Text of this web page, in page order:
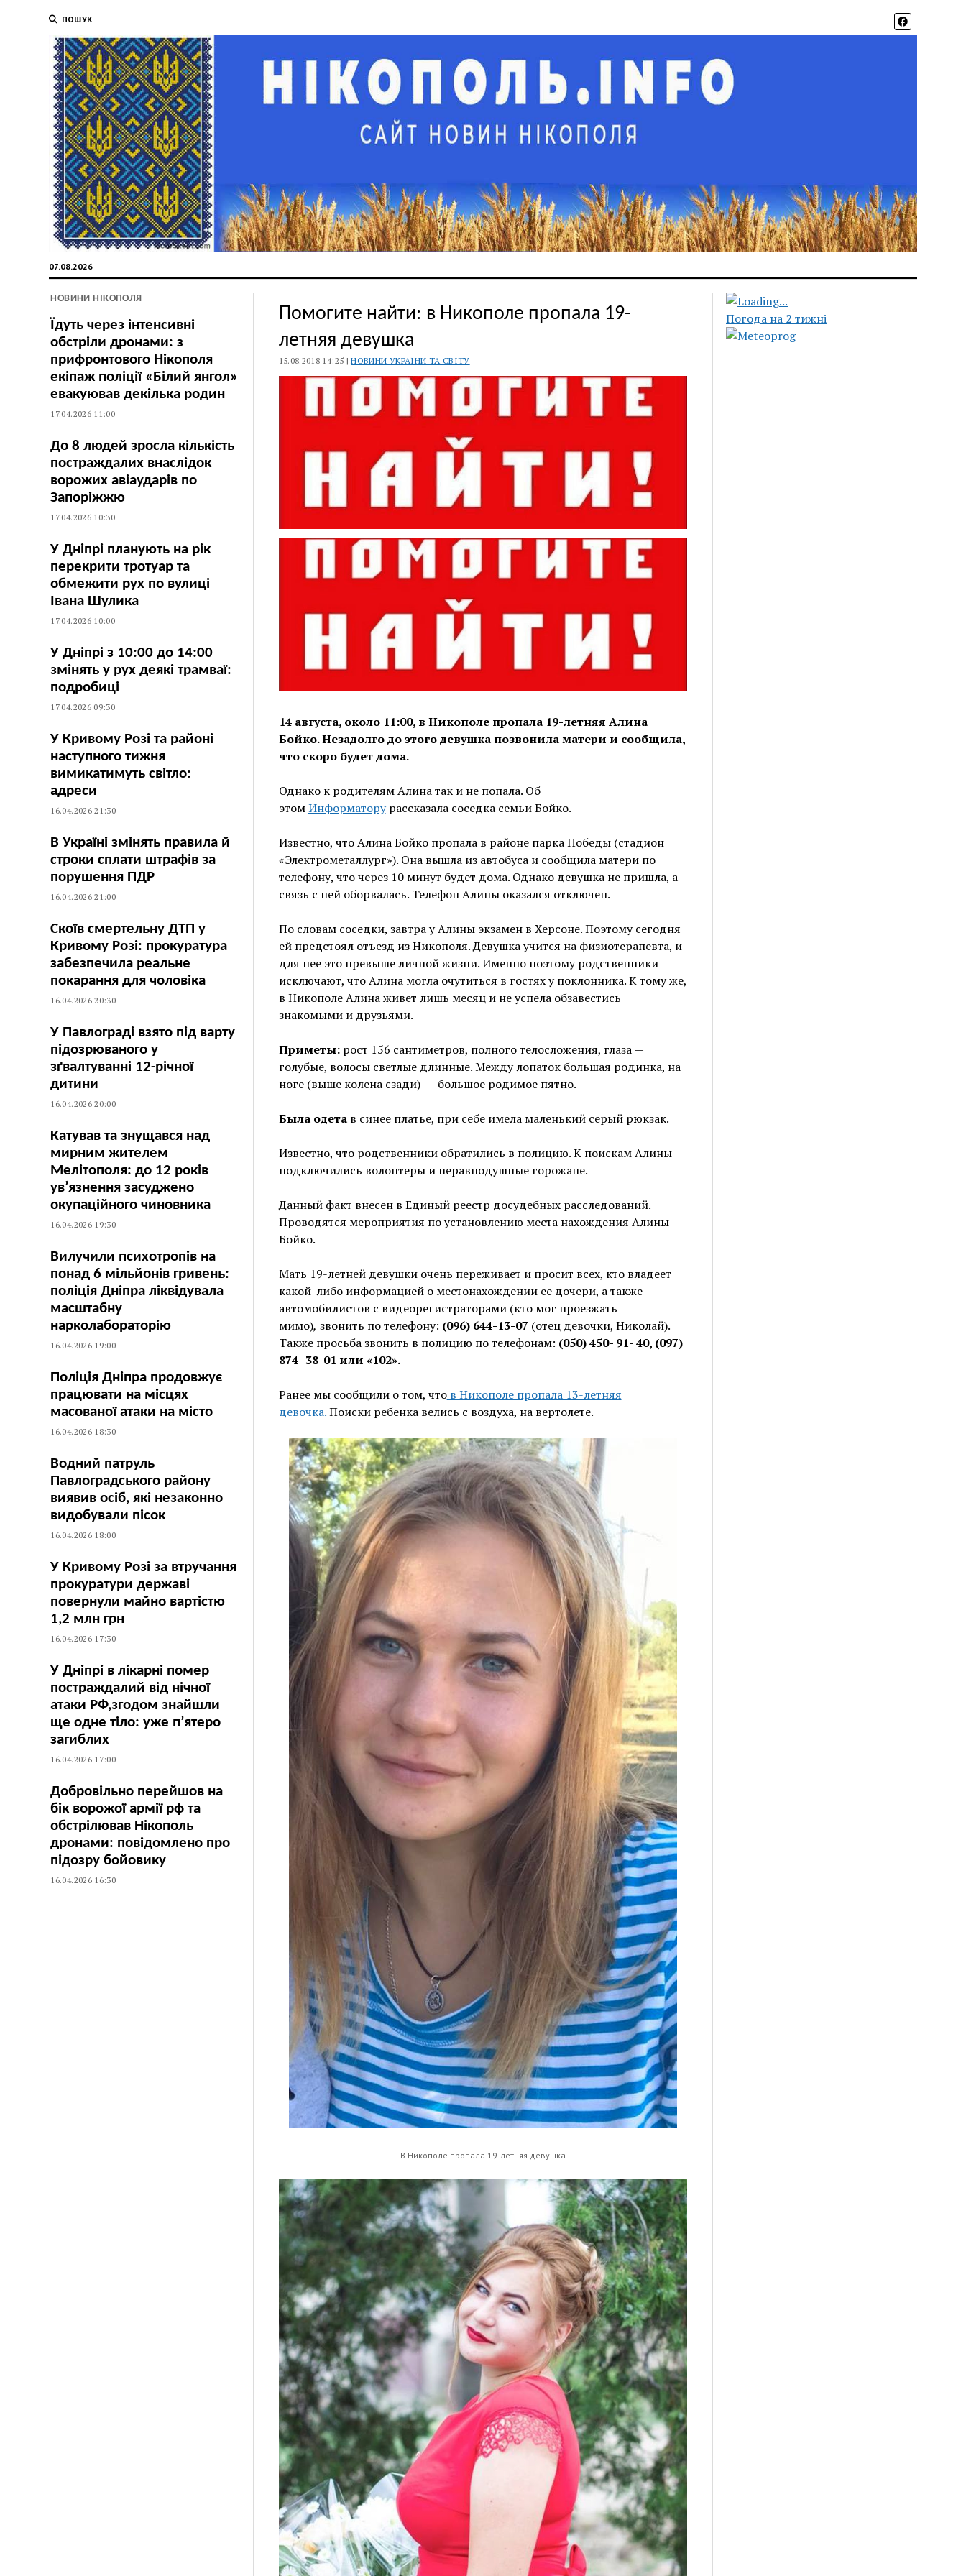
ПОШУК
07.08.2026
НОВИНИ НІКОПОЛЯ
Їдуть через інтенсивні
обстріли дронами: з
прифронтового Нікополя
екіпаж поліції «Білий янгол»
евакуював декілька родин
17.04.2026 11:00
До 8 людей зросла кількість
постраждалих внаслідок
ворожих авіаударів по
Запоріжжю
17.04.2026 10:30
У Дніпрі планують на рік
перекрити тротуар та
обмежити рух по вулиці
Івана Шулика
17.04.2026 10:00
У Дніпрі з 10:00 до 14:00
змінять у рух деякі трамваї:
подробиці
17.04.2026 09:30
У Кривому Розі та районі
наступного тижня
вимикатимуть світло:
адреси
16.04.2026 21:30
В Україні змінять правила й
строки сплати штрафів за
порушення ПДР
16.04.2026 21:00
Скоїв смертельну ДТП у
Кривому Розі: прокуратура
забезпечила реальне
покарання для чоловіка
16.04.2026 20:30
У Павлограді взято під варту
підозрюваного у
зґвалтуванні 12-річної
дитини
16.04.2026 20:00
Катував та знущався над
мирним жителем
Мелітополя: до 12 років
ув’язнення засуджено
окупаційного чиновника
16.04.2026 19:30
Вилучили психотропів на
понад 6 мільйонів гривень:
поліція Дніпра ліквідувала
масштабну
нарколабораторію
16.04.2026 19:00
Поліція Дніпра продовжує
працювати на місцях
масованої атаки на місто
16.04.2026 18:30
Водний патруль
Павлоградського району
виявив осіб, які незаконно
видобували пісок
16.04.2026 18:00
У Кривому Розі за втручання
прокуратури державі
повернули майно вартістю
1,2 млн грн
16.04.2026 17:30
У Дніпрі в лікарні помер
постраждалий від нічної
атаки РФ,згодом знайшли
ще одне тіло: уже п’ятеро
загиблих
16.04.2026 17:00
Добровільно перейшов на
бік ворожої армії рф та
обстрілював Нікополь
дронами: повідомлено про
підозру бойовику
16.04.2026 16:30
Помогите найти: в Никополе пропала 19-
летняя девушка
15.08.2018 14:25 |НОВИНИ УКРАЇНИ ТА СВІТУ
14 августа, около 11:00, в Никополе пропала 19-летняя Алина
Бойко. Незадолго до этого девушка позвонила матери и сообщила,
что скоро будет дома.
Однако к родителям Алина так и не попала. Об
этомИнформаторурассказала соседка семьи Бойко.
Известно, что Алина Бойко пропала в районе парка Победы (стадион
«Электрометаллург»). Она вышла из автобуса и сообщила матери по
телефону, что через 10 минут будет дома. Однако девушка не пришла, а
связь с ней оборвалась. Телефон Алины оказался отключен.
По словам соседки, завтра у Алины экзамен в Херсоне. Поэтому сегодня
ей предстоял отъезд из Никополя. Девушка учится на физиотерапевта, и
для нее это превыше личной жизни. Именно поэтому родственники
исключают, что Алина могла очутиться в гостях у поклонника. К тому же,
в Никополе Алина живет лишь месяц и не успела обзавестись
знакомыми и друзьями.
Приметы:рост 156 сантиметров, полного телосложения, глаза —
голубые, волосы светлые длинные. Между лопаток большая родинка, на
ноге (выше колена сзади) — большое родимое пятно.
Была одета в синее платье, при себе имела маленький серый рюкзак.
Известно, что родственники обратились в полицию. К поискам Алины
подключились волонтеры и неравнодушные горожане.
Данный факт внесен в Единый реестр досудебных расследований.
Проводятся мероприятия по установлению места нахождения Алины
Бойко.
Мать 19-летней девушки очень переживает и просит всех, кто владеет
какой-либо информацией о местонахождении ее дочери, а также
автомобилистов с видеорегистраторами (кто мог проезжать
мимо), звонить по телефону: (096) 644-13-07 (отец девочки, Николай).
Также просьба звонить в полицию по телефонам: (050) 450- 91- 40, (097)
874- 38-01 или «102».
Ранее мы сообщили о том, чтов Никополе пропала 13-летняя
девочка.Поиски ребенка велись с воздуха, на вертолете.
В Никополе пропала 19-летняя девушка
Погода на 2 тижні